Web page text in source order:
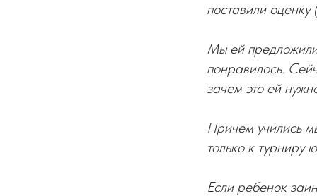
поставили
Мы ей
понравилось.
зачем это ей
Причем учились
только к турниру
Если ребенок